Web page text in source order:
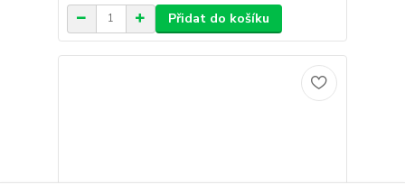
Přidat do košíku